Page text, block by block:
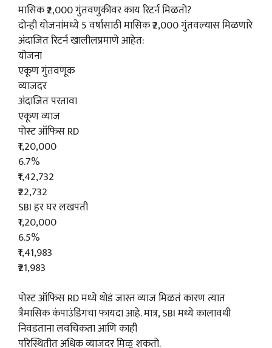
मासिक ₹2,000 गुंतवणुकीवर काय रिटर्न मिळतो?
दोन्ही योजनांमध्ये 5 वर्षांसाठी मासिक ₹2,000 गुंतवल्यास मिळणारे
अंदाजित रिटर्न खालीलप्रमाणे आहेत:
योजना
एकूण गुंतवणूक
व्याजदर
अंदाजित परतावा
एकूण व्याज
पोस्ट ऑफिस RD
₹1,20,000
6.7%
₹1,42,732
₹22,732
SBI हर घर लखपती
₹1,20,000
6.5%
₹1,41,983
₹21,983
पोस्ट ऑफिस RD मध्ये थोडं जास्त व्याज मिळतं कारण त्यात
त्रैमासिक कंपाउंडिंगचा फायदा आहे. मात्र, SBI मध्ये कालावधी
निवडताना लवचिकता आणि काही
परिस्थितीत अधिक व्याजदर मिळू शकतो.